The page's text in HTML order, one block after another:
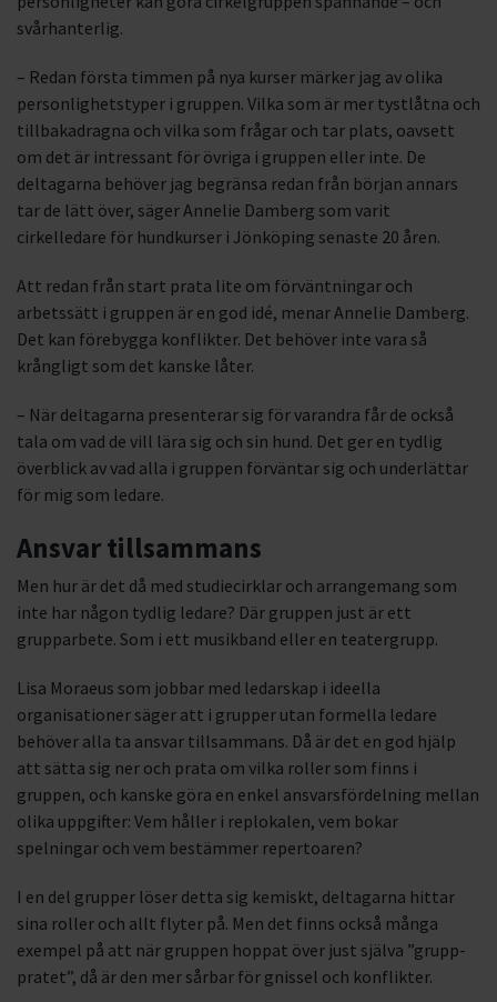
svårhanterlig.
– Redan första timmen på nya kurser märker jag av olika
personlighetstyper i gruppen. Vilka som är mer tystlåtna och
tillbakadragna och vilka som frågar och tar plats, oavsett
om det är intressant för övriga i gruppen eller inte. De
deltagarna behöver jag begränsa redan från början annars
tar de lätt över, säger Annelie Damberg som varit
cirkelledare för hundkurser i Jönköping senaste 20 åren.
Att redan från start prata lite om förväntningar och
arbetssätt i gruppen är en god idé, menar Annelie Damberg.
Det kan förebygga konflikter. Det behöver inte vara så
krångligt som det kanske låter.
– När deltagarna presenterar sig för varandra får de också
tala om vad de vill lära sig och sin hund. Det ger en tydlig
överblick av vad alla i gruppen förväntar sig och underlättar
för mig som ledare.
Ansvar tillsammans
Men hur är det då med studiecirklar och arrangemang som
inte har någon tydlig ledare? Där gruppen just är ett
grupparbete. Som i ett musikband eller en teatergrupp.
Lisa Moraeus som jobbar med ledarskap i ideella
organisationer säger att i grupper utan formella ledare
behöver alla ta ansvar tillsammans. Då är det en god hjälp
att sätta sig ner och prata om vilka roller som finns i
gruppen, och kanske göra en enkel ansvarsfördelning mellan
olika uppgifter: Vem håller i replokalen, vem bokar
spelningar och vem bestämmer repertoaren?
I en del grupper löser detta sig kemiskt, deltagarna hittar
sina roller och allt flyter på. Men det finns också många
exempel på att när gruppen hoppat över just själva ”grupp-
pratet”, då är den mer sårbar för gnissel och konflikter.